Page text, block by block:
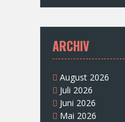
ARCHIV
August 2026
Juli 2026
Juni 2026
Mai 2026